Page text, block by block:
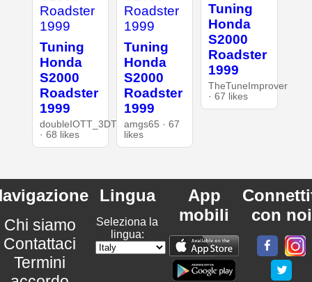
Tuning
Honda
S2000
Roadster
1999
doubleIOTT_3DT
· 68 likes
Tuning
Honda
S2000
Roadster
1999
amgs65 · 67
likes
Tuning
Honda
S2000
Roadster
1999
TheTuneImprover
· 67 likes
Chi siamo
Contattaci
Termini
Lingua
Seleziona la
lingua:
App
mobili
con noi